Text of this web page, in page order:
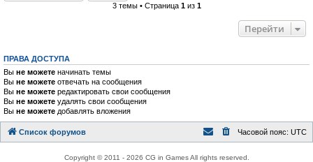
3 темы • Страница 1из 1
Перейти
ПРАВА ДОСТУПА
Вы не можете начинать темы
Вы не можете отвечать на сообщения
Вы не можете редактировать свои сообщения
Вы не можете удалять свои сообщения
Вы не можете добавлять вложения
Список форумов Часовой пояс: UTC
Copyright © 2011 - 2026 CG in Games All rights reserved.